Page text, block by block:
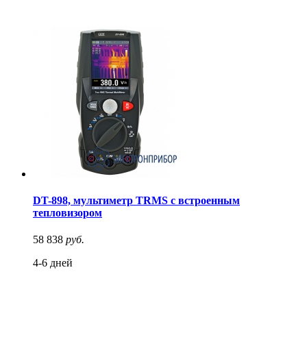
DT-898, мультиметр TRMS с встроенным
тепловизором
58 838 руб.
4-6 дней